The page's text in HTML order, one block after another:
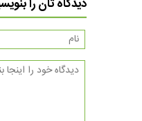
دیدگاه تان را